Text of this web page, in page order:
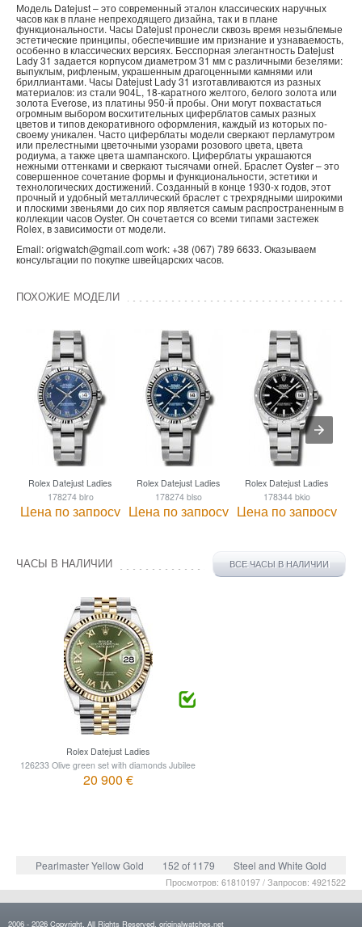
Модель Datejust – это современный эталон классических наручных
часов как в плане непреходящего дизайна, так и в плане
функциональности. Часы Datejust пронесли сквозь время незыблемые
эстетические принципы, обеспечившие им признание и узнаваемость,
особенно в классических версиях. Бесспорная элегантность Datejust
Lady 31 задается корпусом диаметром 31 мм с различными безелями:
выпуклым, рифленым, украшенным драгоценными камнями или
бриллиантами. Часы Datejust Lady 31 изготавливаются из разных
материалов: из стали 904L, 18-каратного желтого, белого золота или
золота Everose, из платины 950-й пробы. Они могут похвастаться
огромным выбором восхитительных циферблатов самых разных
цветов и типов декоративного оформления, каждый из которых по-
своему уникален. Часто циферблаты модели сверкают перламутром
или прелестными цветочными узорами розового цвета, цвета
родиума, а также цвета шампанского. Циферблаты украшаются
нежными оттенками и сверкают тысячами огней. Браслет Oyster – это
совершенное сочетание формы и функциональности, эстетики и
технологических достижений. Созданный в конце 1930-х годов, этот
прочный и удобный металлический браслет с трехрядными широкими
и плоскими звеньями до сих пор является самым распространенным в
коллекции часов Oyster. Он сочетается со всеми типами застежек
Rolex, в зависимости от модели.
Email: origwatch@gmail.com work: +38 (067) 789 6633. Оказываем
консультации по покупке швейцарских часов.
ПОХОЖИЕ МОДЕЛИ
Rolex Datejust Ladies
178274 blro
Цена по запросу
Rolex Datejust Ladies
178274 blso
Цена по запросу
Rolex Datejust Ladies
178344 bkio
Цена по запросу
ЧАСЫ В НАЛИЧИИ ВСЕ ЧАСЫ В НАЛИЧИИ
Rolex Datejust Ladies
126233 Olive green set with diamonds Jubilee
20 900 €
Pearlmaster Yellow Gold 152 of 1179 Steel and White Gold
Просмотров: 61810197 / Запросов: 4921522
2006 - 2026 Copyright. All Rights Reserved. originalwatches.net